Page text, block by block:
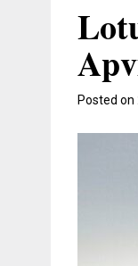
Posted on